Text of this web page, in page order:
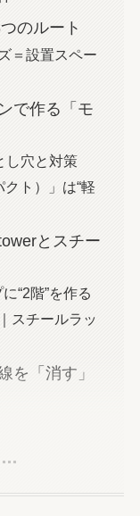
のルート
＝設置スペー
で作る「モ
し穴と対策
ト）」は“軽
とスチー
“2階”を作る
スチールラッ
を「消す」